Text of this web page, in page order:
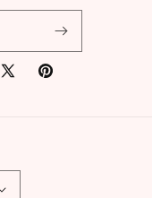
X
Pinterest